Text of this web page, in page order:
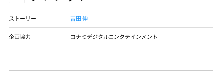
ストーリー 吉田 伸
企画協力 コナミデジタルエンタテインメント